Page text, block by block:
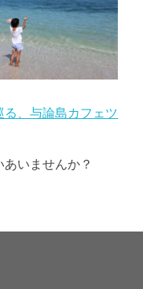
、与論島カフェツ
いませんか？